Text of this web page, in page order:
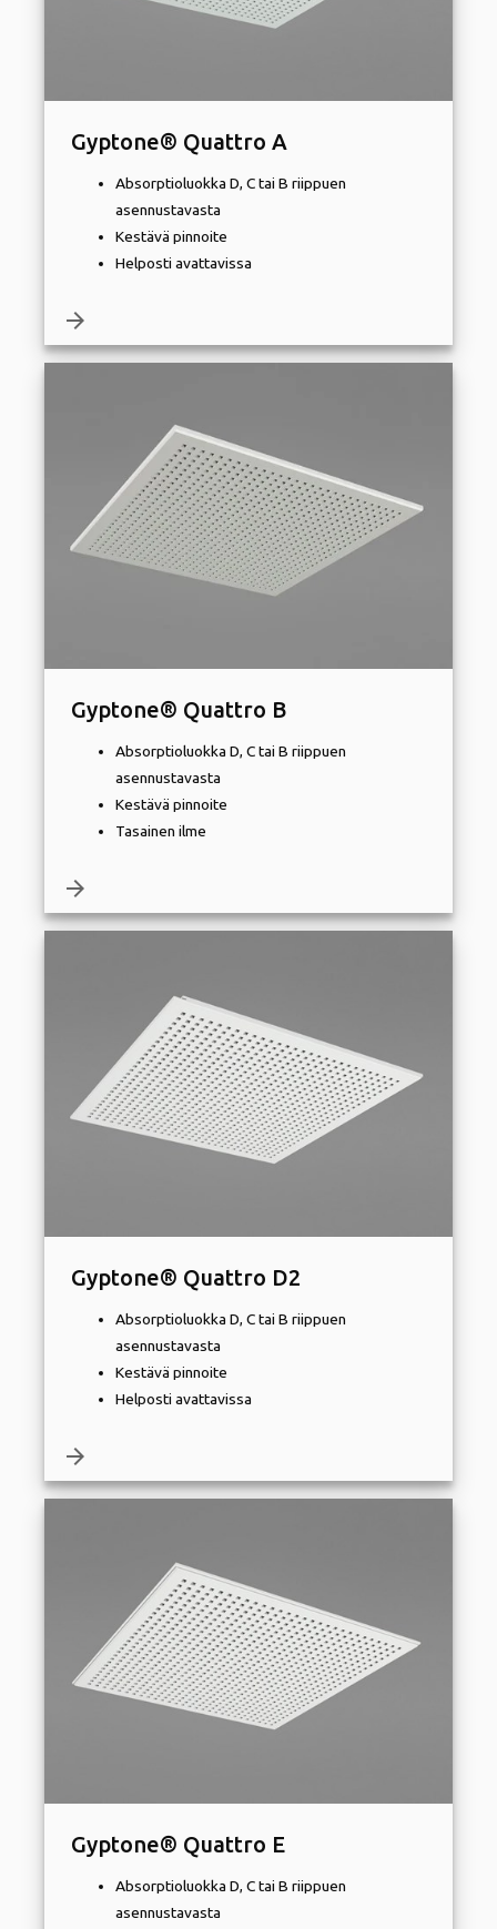
Gyptone® Quattro A
Absorptioluokka D, C tai B riippuen
asennustavasta
Kestävä pinnoite
Helposti avattavissa
arrow_forward
Gyptone® Quattro B
Absorptioluokka D, C tai B riippuen
asennustavasta
Kestävä pinnoite
Tasainen ilme
arrow_forward
Gyptone® Quattro D2
Absorptioluokka D, C tai B riippuen
asennustavasta
Kestävä pinnoite
Helposti avattavissa
arrow_forward
Gyptone® Quattro E
Absorptioluokka D, C tai B riippuen
asennustavasta